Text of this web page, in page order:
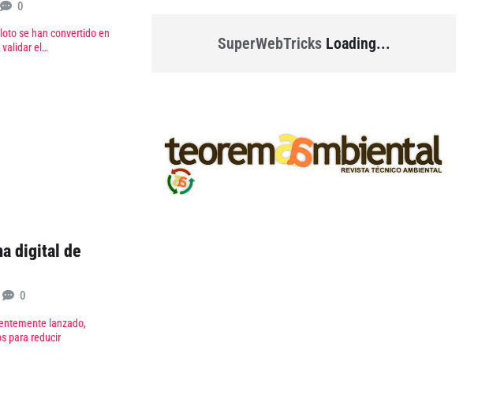
0
se han convertido en
validar el…
digital de
0
lanzado,
para reducir
SuperWebTricksLoading...